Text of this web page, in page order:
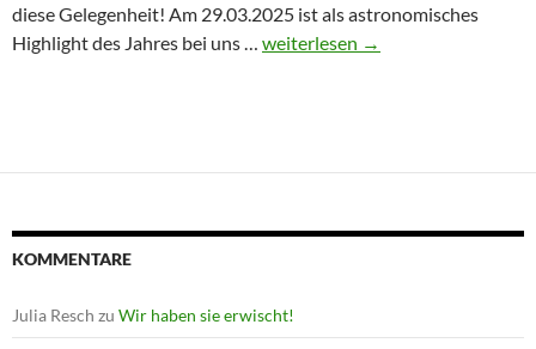
diese Gelegenheit! Am 29.03.2025 ist als astronomisches
Highlight des Jahres bei uns … Winterprogramm endet mit
weiterlesen →
KOMMENTARE
Julia Resch zu Wir haben sie erwischt!